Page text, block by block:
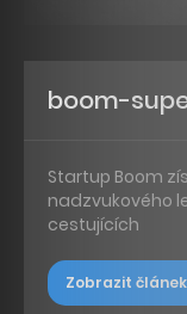
boom-
Startup Boom
nadzvukového
cestujících
Zobrazit článek